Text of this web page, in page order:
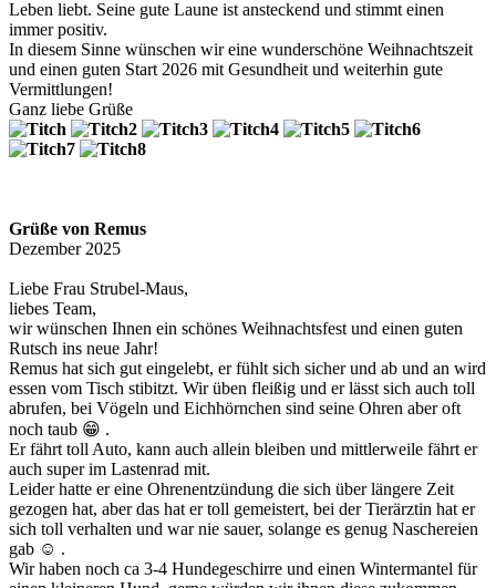
Leben liebt. Seine gute Laune ist ansteckend und stimmt einen
immer positiv.
In diesem Sinne wünschen wir eine wunderschöne Weihnachtszeit
und einen guten Start 2026 mit Gesundheit und weiterhin gute
Vermittlungen!
Ganz liebe Grüße
Grüße von Remus
Dezember 2025
Liebe Frau Strubel-Maus,
liebes Team,
wir wünschen Ihnen ein schönes Weihnachtsfest und einen guten
Rutsch ins neue Jahr!
Remus hat sich gut eingelebt, er fühlt sich sicher und ab und an wird
essen vom Tisch stibitzt. Wir üben fleißig und er lässt sich auch toll
abrufen, bei Vögeln und Eichhörnchen sind seine Ohren aber oft
noch taub 😁 .
Er fährt toll Auto, kann auch allein bleiben und mittlerweile fährt er
auch super im Lastenrad mit.
Leider hatte er eine Ohrenentzündung die sich über längere Zeit
gezogen hat, aber das hat er toll gemeistert, bei der Tierärztin hat er
sich toll verhalten und war nie sauer, solange es genug Naschereien
gab ☺️ .
Wir haben noch ca 3-4 Hundegeschirre und einen Wintermantel für